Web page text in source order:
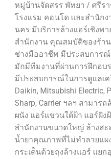
หมู่บ้านจัดสรร พัทยา / ศรีร
โรงแรม คอนโด และสำนัก
นคร มีบริการล้างแอร์เชิงพ
สำนักงาน คุณสมบัติของร้า
ช่างมืออาชีพ มีประสบการ
มักมีทีมงานที่ผ่านการฝึกอบ
มีประสบการณ์ในการดูแลเ
Daikin, Mitsubishi Electric,
Sharp, Carrier ฯลฯ สามาร
ผนัง แอร์แขวนใต้ฝ้า แอร์ฝัง
สำนักงานขนาดใหญ่ ล้างสะ
น้ำยาคุณภาพที่ไม่ทำลายแ
กระเด็นด้วยถุงล้างแอร์ แย